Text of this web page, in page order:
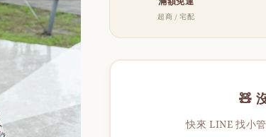
超商 / 宅配
🧸
快來 LINE 找小